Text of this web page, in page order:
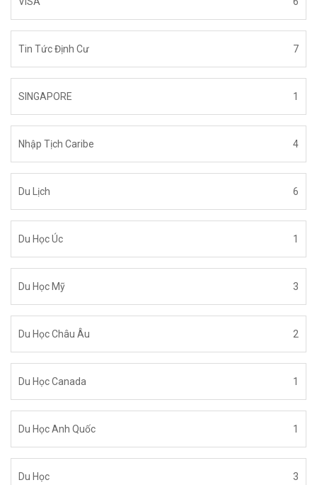
Tin Tức Định Cư 7
SINGAPORE 1
Nhập Tịch Caribe 4
Du Lịch 6
Du Học Úc 1
Du Học Mỹ 3
Du Học Châu Âu 2
Du Học Canada 1
Du Học Anh Quốc 1
Du Học 3